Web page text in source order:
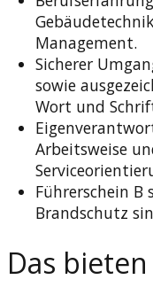
Management.
Sicherer
sowie
Wort und
Arbeitsweise
Führerschein B
Brandschutz
Das